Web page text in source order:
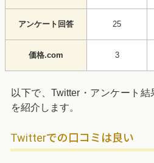
アンケート回答 25
価格.com 3
以下で、Twitter・アンケート
を紹介します。
Twitterでの口コミは良い